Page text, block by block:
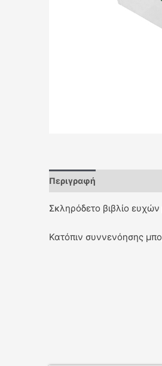
Περιγραφή
Σκληρόδετο βιβλίο
Κατόπιν συννενόησης